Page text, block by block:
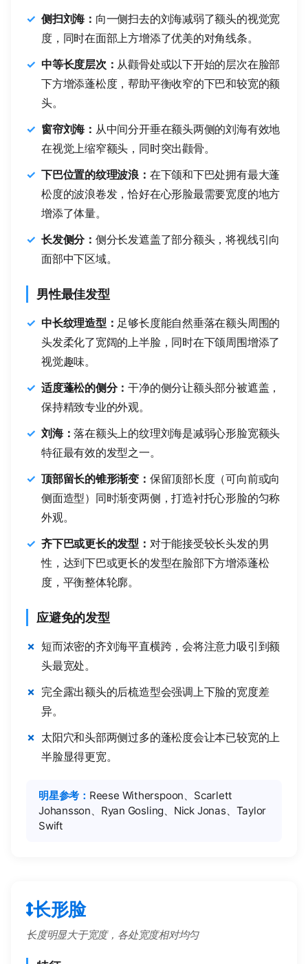
侧扫刘海： 向一侧扫去的刘海减弱了额头的视觉宽
度，同时在面部上方增添了优美的对角线条。
中等长度层次： 从颧骨处或以下开始的层次在脸部
下方增添蓬松度，帮助平衡收窄的下巴和较宽的额
头。
窗帘刘海： 从中间分开垂在额头两侧的刘海有效地
在视觉上缩窄额头，同时突出颧骨。
下巴位置的纹理波浪： 在下颌和下巴处拥有最大蓬
松度的波浪卷发，恰好在心形脸最需要宽度的地方
增添了体量。
长发侧分： 侧分长发遮盖了部分额头，将视线引向
面部中下区域。
男性最佳发型
中长纹理造型： 足够长度能自然垂落在额头周围的
头发柔化了宽阔的上半脸，同时在下颌周围增添了
视觉趣味。
适度蓬松的侧分：干净的侧分让额头部分被遮盖，
保持精致专业的外观。
刘海：落在额头上的纹理刘海是减弱心形脸宽额头
特征最有效的发型之一。
顶部留长的锥形渐变： 保留顶部长度（可向前或向
侧面造型）同时渐变两侧，打造衬托心形脸的匀称
外观。
齐下巴或更长的发型： 对于能接受较长头发的男
性，达到下巴或更长的发型在脸部下方增添蓬松
度，平衡整体轮廓。
应避免的发型
短而浓密的齐刘海平直横跨，会将注意力吸引到额
头最宽处。
完全露出额头的后梳造型会强调上下脸的宽度差
异。
太阳穴和头部两侧过多的蓬松度会让本已较宽的上
半脸显得更宽。
明星参考： Reese Witherspoon、Scarlett
Johansson、Ryan Gosling、Nick Jonas、Taylor
Swift
长形脸
长度明显大于宽度，各处宽度相对均匀